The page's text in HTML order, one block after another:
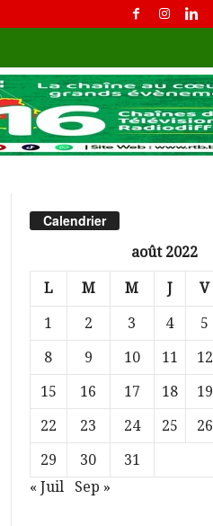
Calendrier
août 2022
L M M J V
1 2 3 4 5
8
9 10 11 12
15
16 17 18 19
22
23 24 25 26
29
30
31
« Juil
Sep »